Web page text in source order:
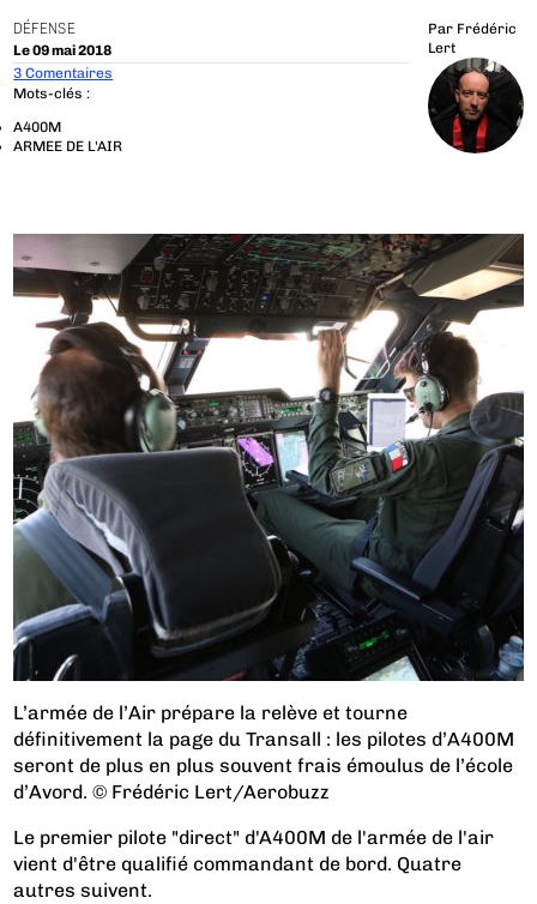
DÉFENSE
Le 09 mai 2018
Par Frédéric
Lert
3 Comentaires
Mots-clés :
A400M
ARMEE DE L'AIR
L’armée de l’Air prépare la relève et tourne
définitivement la page du Transall : les pilotes d’A400M
seront de plus en plus souvent frais émoulus de l’école
d’Avord. © Frédéric Lert/Aerobuzz
Le premier pilote "direct" d'A400M de l'armée de l'air
vient d'être qualifié commandant de bord. Quatre
autres suivent.